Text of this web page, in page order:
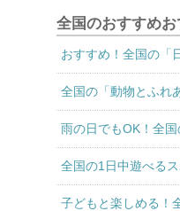
全国のおすすめお
おすすめ！全国の「
全国の「動物とふれ
雨の日でもOK！全
全国の1日中遊べるス
子どもと楽しめる！